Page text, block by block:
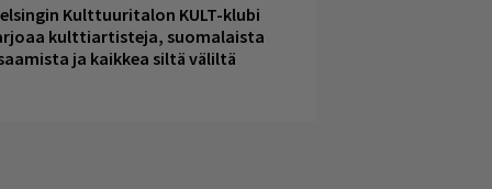
Kulttuuritalon KULT-klubi
kulttiartisteja, suomalaista
ja kaikkea siltä väliltä